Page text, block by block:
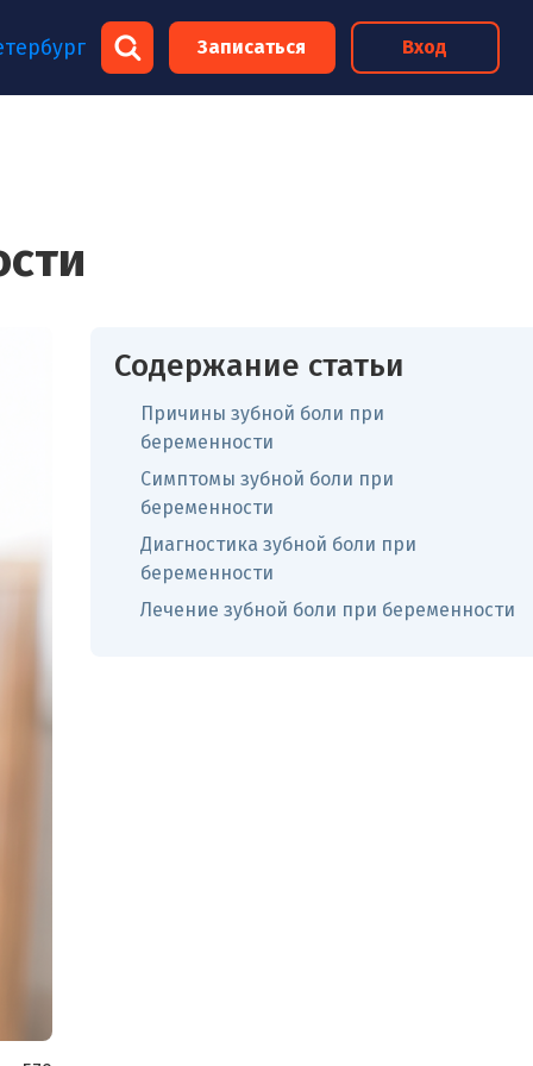
Записаться Вход
Содержание статьи
Причины зубной боли при
беременности
Симптомы зубной боли при
беременности
Диагностика зубной боли при
беременности
Лечение зубной боли при беременности
×